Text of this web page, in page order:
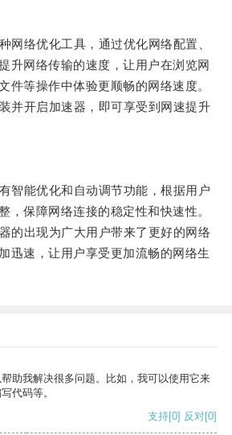
络优化工具，通过优化网络配置、
升网络传输的速度，让用户在浏览网
件等操作中体验更顺畅的网络速度。
开启加速器，即可享受到网速提升
能优化和自动调节功能，根据用户
，保障网络连接的稳定性和快速性。
出现为广大用户带来了更好的网络
迅速，让用户享受更加流畅的网络生
助我解决很多问题。比如，我可以使用它来
代码等。
支持[0] 反对[0]